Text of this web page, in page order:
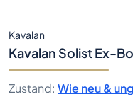
Kavalan
Kavalan Solist Ex-
Zustand: Wie neu &